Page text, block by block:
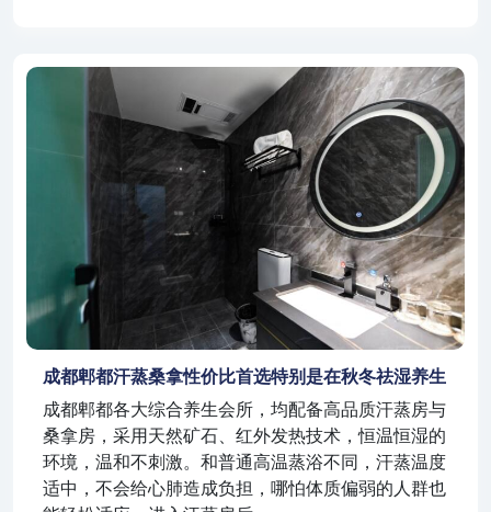
成都郫都汗蒸桑拿性价比首选特别是在秋冬祛湿养生
成都郫都各大综合养生会所，均配备高品质汗蒸房与
桑拿房，采用天然矿石、红外发热技术，恒温恒湿的
环境，温和不刺激。和普通高温蒸浴不同，汗蒸温度
适中，不会给心肺造成负担，哪怕体质偏弱的人群也